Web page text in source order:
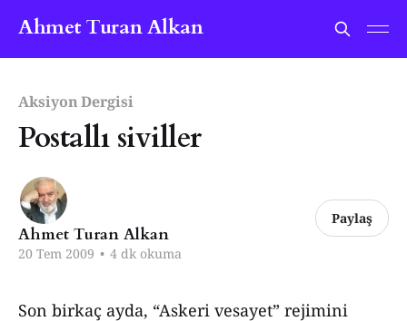
Ahmet Turan Alkan
Aksiyon Dergisi
Postallı siviller
Ahmet Turan Alkan
20 Tem 2009 • 4 dk okuma
Paylaş
Son birkaç ayda, “Askeri vesayet” rejimini